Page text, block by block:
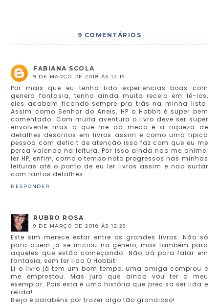
9 COMENTÁRIOS
FABIANA SCOLA
9 DE MARÇO DE 2018 ÀS 12:16
Por mais que eu tenha tido experiencias boas com
genero fantasia, tenho ainda muito receio em lê-los,
eles acabam ficando sempre pra trás na minha lista.
Assim como Senhor do Aneis, HP o Hobbit é super bem
comentado. Com muita aventura o livro deve ser super
envolvente mas o que me dá medo é a riqueza de
detalhes descritos em livros assim e como uma tipica
pessoa com deficit de atenção isso faz com que eu me
perca valendo na leitura, Por isso ainda nao me animei
ler HP, enfim, como o tempo noto progressos nas minhas
leituras até o ponto de eu ler livros assim e nao surtar
com tantos detalhes.
RESPONDER
RUBRO ROSA
9 DE MARÇO DE 2018 ÀS 12:29
Este sim merece estar entre os grandes livros. Não só
para quem já se iniciou no gênero, mas também para
aqueles que estão começando. Não dá para falar em
fantasia, sem ter lido O Hobbit!
Li o livro já tem um bom tempo, uma amiga comprou e
me emprestou. Mas juro que ainda vou ter o meu
exemplar. Pois esta é uma história que precisa ser lida e
relida!
Beijo e parabéns por trazer algo tão grandioso!